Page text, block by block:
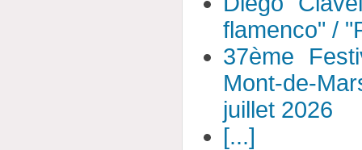
flamenco" /
37ème
Mont-de-
juillet 2026
[...]